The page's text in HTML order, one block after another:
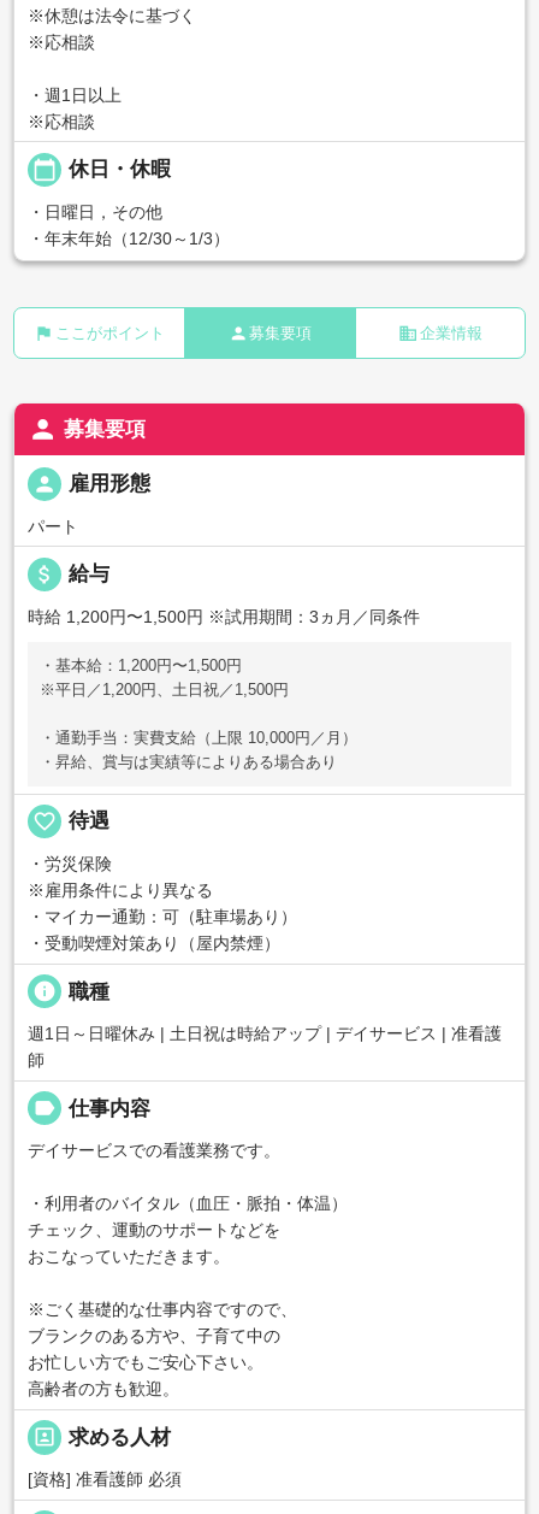
※休憩は法令に基づく
※応相談
・週1日以上
※応相談
calendar_today 休日・休暇
・日曜日，その他
・年末年始（12/30～1/3）
flag ここがポイント person 募集要項 business 企業情報
person 募集要項
person 雇用形態
パート
attach_money 給与
時給 1,200円〜1,500円 ※試用期間：3ヵ月／同条件
・基本給：1,200円〜1,500円
※平日／1,200円、土日祝／1,500円
・通勤手当：実費支給（上限 10,000円／月）
・昇給、賞与は実績等によりある場合あり
favorite_border 待遇
・労災保険
※雇用条件により異なる
・マイカー通勤：可（駐車場あり）
・受動喫煙対策あり（屋内禁煙）
info 職種
週1日～日曜休み | 土日祝は時給アップ | デイサービス | 准看護
師
label 仕事内容
デイサービスでの看護業務です。
・利用者のバイタル（血圧・脈拍・体温）
チェック、運動のサポートなどを
おこなっていただきます。
※ごく基礎的な仕事内容ですので、
ブランクのある方や、子育て中の
お忙しい方でもご安心下さい。
高齢者の方も歓迎。
portrait 求める人材
[資格] 准看護師 必須